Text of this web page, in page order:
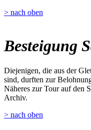
> nach oben
Besteigung
Diejenigen, die aus der
sind, durften zur
Näheres zur Tour auf den
Archiv.
> nach oben